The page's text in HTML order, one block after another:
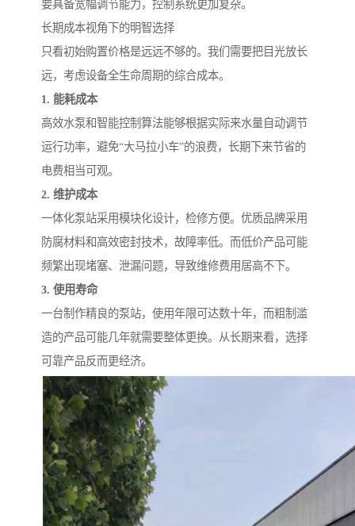
要具备宽幅调节能力，控制系统更加复杂。
长期成本视角下的明智选择
只看初始购置价格是远远不够的。我们需要把目光放长
远，考虑设备全生命周期的综合成本。
1. 能耗成本
高效水泵和智能控制算法能够根据实际来水量自动调节
运行功率，避免“大马拉小车”的浪费，长期下来节省的
电费相当可观。
2. 维护成本
一体化泵站采用模块化设计，检修方便。优质品牌采用
防腐材料和高效密封技术，故障率低。而低价产品可能
频繁出现堵塞、泄漏问题，导致维修费用居高不下。
3. 使用寿命
一台制作精良的泵站，使用年限可达数十年，而粗制滥
造的产品可能几年就需要整体更换。从长期来看，选择
可靠产品反而更经济。